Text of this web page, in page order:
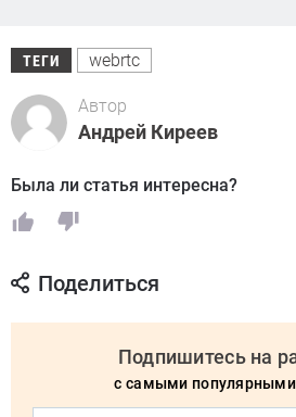
ТЕГИ webrtc
Автор
Андрей Киреев
Была ли статья интересна?
Поделиться
Подпишитесь на
с самыми популярными